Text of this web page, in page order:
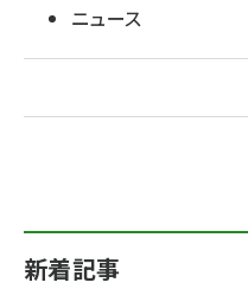
ニュース
新着記事